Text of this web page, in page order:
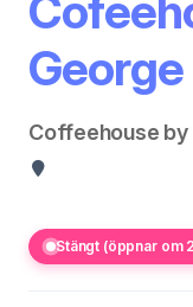
George
Coffeehouse by
Stängt (öppnar om